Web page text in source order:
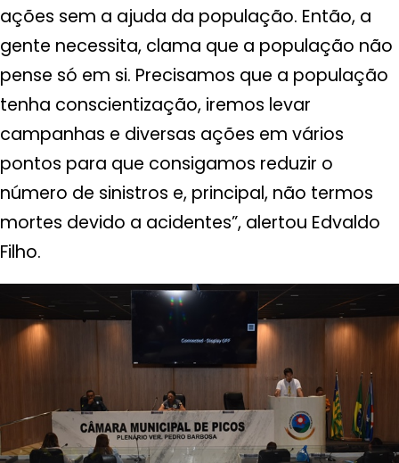
ações sem a ajuda da população. Então, a
gente necessita, clama que a população não
pense só em si. Precisamos que a população
tenha conscientização, iremos levar
campanhas e diversas ações em vários
pontos para que consigamos reduzir o
número de sinistros e, principal, não termos
mortes devido a acidentes”, alertou Edvaldo
Filho.